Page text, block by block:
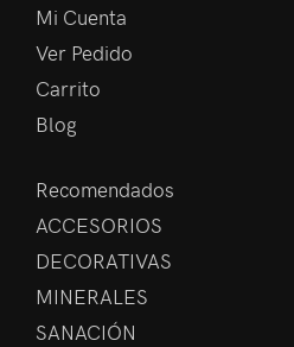
Mi Cuenta
Ver Pedido
Carrito
Blog
Recomendados
ACCESORIOS
DECORATIVAS
MINERALES
SANACIÓN